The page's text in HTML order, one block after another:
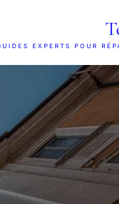
EXPERTS POUR